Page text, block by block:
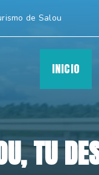
de Salou
INICIO
TU